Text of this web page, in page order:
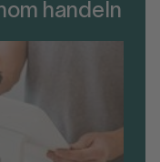
handeln